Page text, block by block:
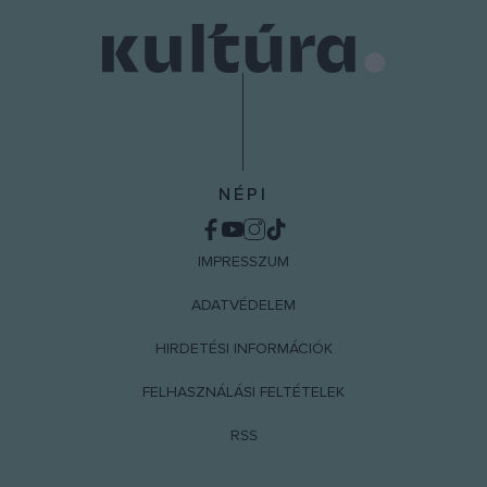
NÉPI
IMPRESSZUM
ADATVÉDELEM
HIRDETÉSI INFORMÁCIÓK
FELHASZNÁLÁSI FELTÉTELEK
RSS